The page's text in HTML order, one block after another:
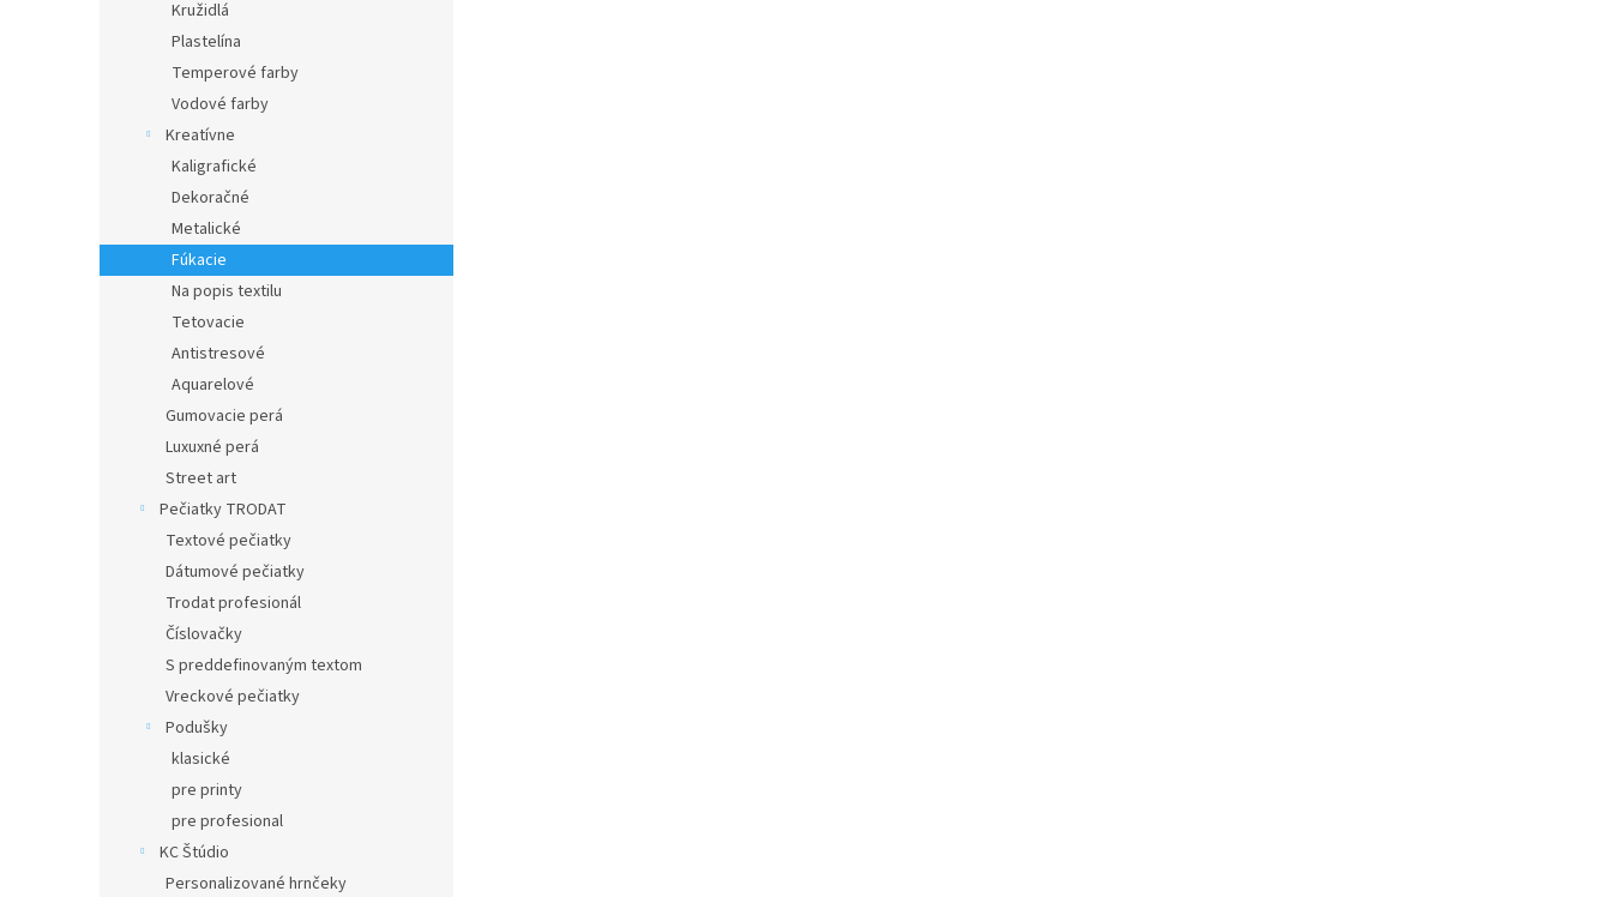
Kružidlá
Plastelína
Temperové farby
Vodové farby
Kreatívne
Kaligrafické
Dekoračné
Metalické
Fúkacie
Na popis textilu
Tetovacie
Antistresové
Aquarelové
Gumovacie perá
Luxuxné perá
Street art
Pečiatky TRODAT
Textové pečiatky
Dátumové pečiatky
Trodat profesionál
Číslovačky
S preddefinovaným textom
Vreckové pečiatky
Podušky
klasické
pre printy
pre profesional
KC Štúdio
Personalizované hrnčeky